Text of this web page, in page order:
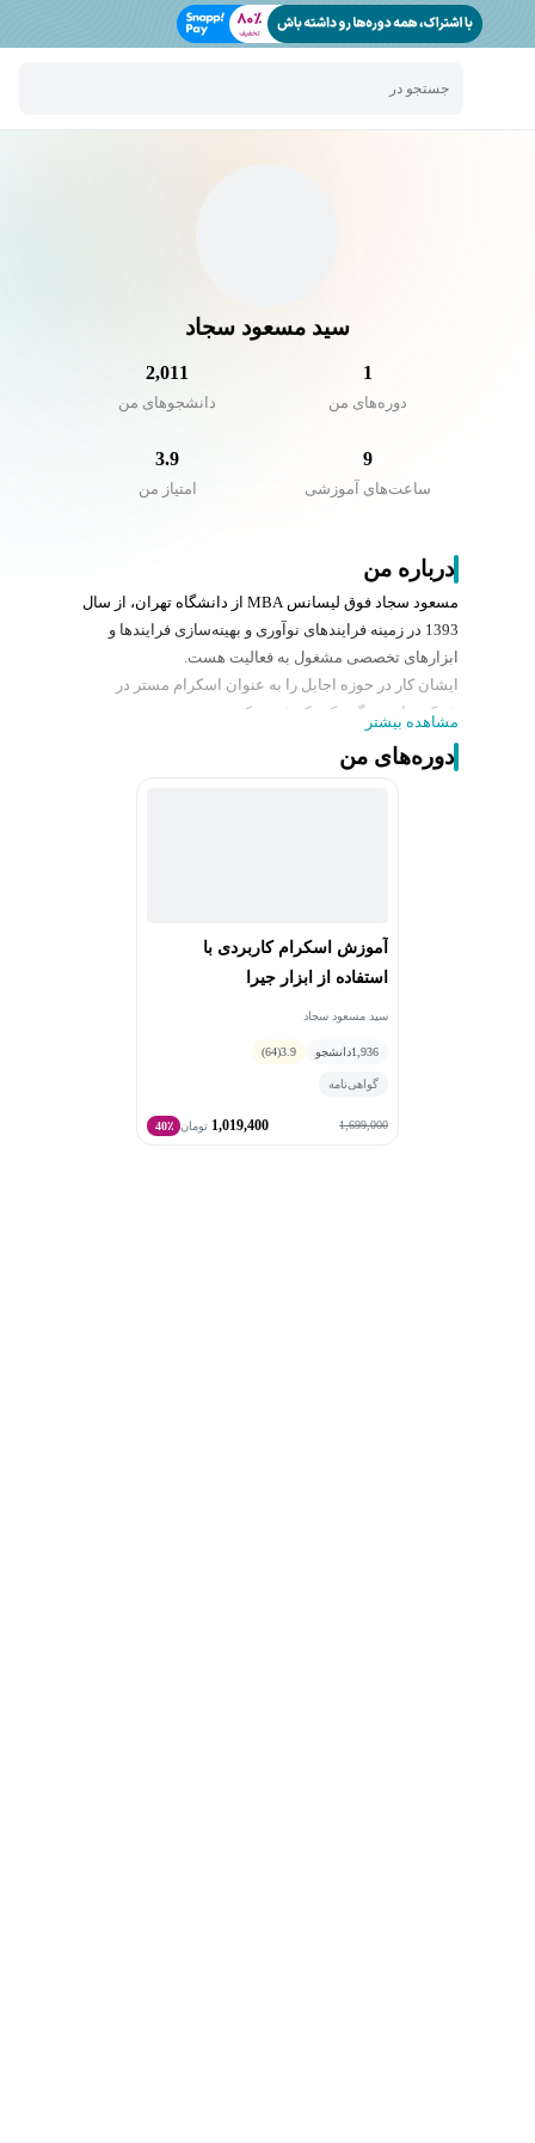
جستجو در
سید مسعود سجاد
1
دوره‌های من
2,011
دانشجو‌های من
9
ساعت‌های آموزشی
3.9
امتیاز من
درباره من
مسعود سجاد فوق لیسانس MBA از دانشگاه تهران، از سال
1393 در زمینه فرایندهای نوآوری و بهینه‌سازی فرایندها و
ابزارهای تخصصی مشغول به فعالیت هست.
ایشان کار در حوزه اجایل را به عنوان اسکرام مستر در
شرکت‌های بزرگ و کوچک شروع کردند و به صورت تخصصی
Management وConfluencse کار کرده‌اند.
مشاهده بیشتر
دوره‌های من
آموزش اسکرام کاربردی با
استفاده از ابزار جیرا
سید مسعود سجاد
1,936دانشجو 3.9
(64)
گواهی‌نامه
1,699,000
1,019,400 تومان 40٪